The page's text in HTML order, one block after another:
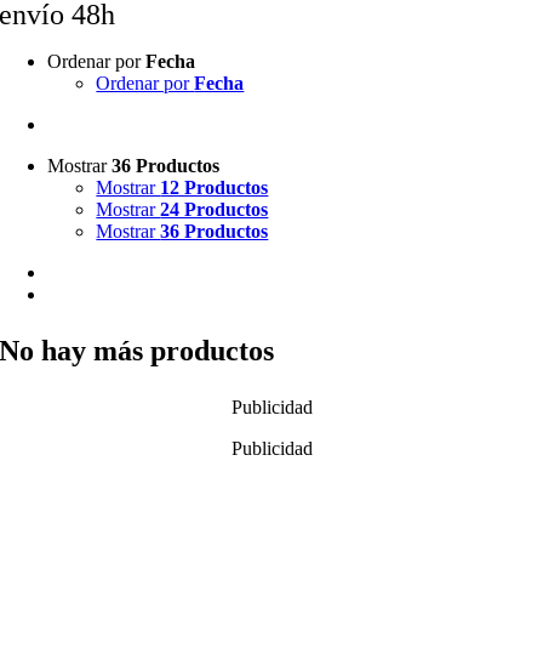
envío 48h
Ordenar porFecha
Ordenar porFecha
Mostrar36 Productos
Mostrar 12 Productos
Mostrar24 Productos
Mostrar36 Productos
No hay más productos
Publicidad
Publicidad